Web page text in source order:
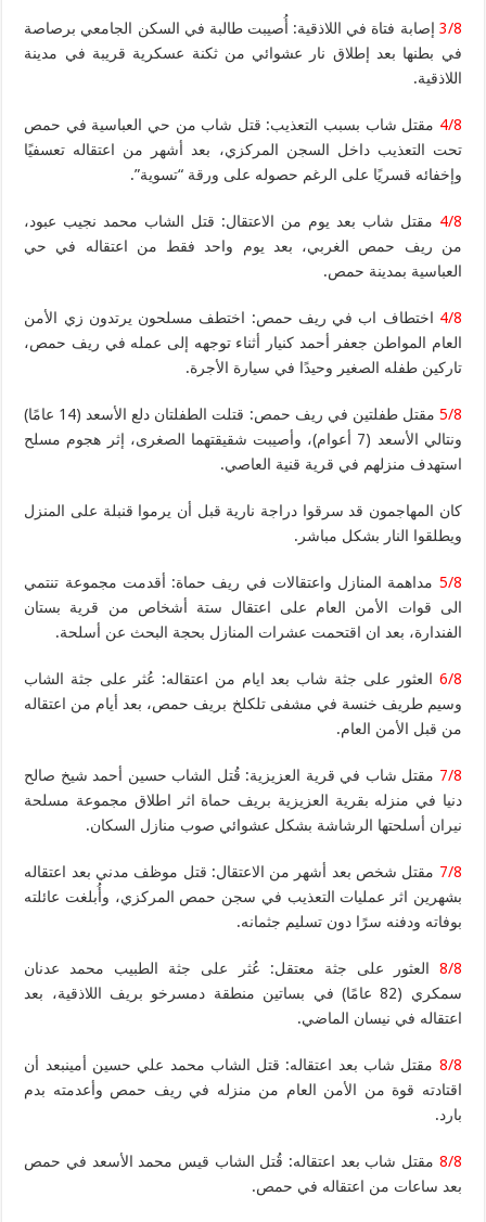
3/8 إصابة فتاة في اللاذقية: أُصيبت طالبة في السكن الجامعي برصاصة
في بطنها بعد إطلاق نار عشوائي من ثكنة عسكرية قريبة في مدينة
اللاذقية.
4/8 مقتل شاب بسبب التعذيب: قتل شاب من حي العباسية في حمص
تحت التعذيب داخل السجن المركزي، بعد أشهر من اعتقاله تعسفيًا
وإخفائه قسريًا على الرغم حصوله على ورقة “تسوية”.
4/8 مقتل شاب بعد يوم من الاعتقال: قتل الشاب محمد نجيب عبود،
من ريف حمص الغربي، بعد يوم واحد فقط من اعتقاله في حي
العباسية بمدينة حمص.
4/8 اختطاف اب في ريف حمص: اختطف مسلحون يرتدون زي الأمن
العام المواطن جعفر أحمد كنيار أثناء توجهه إلى عمله في ريف حمص،
تاركين طفله الصغير وحيدًا في سيارة الأجرة.
5/8
مقتل طفلتين في ريف حمص: قتلت الطفلتان دلع الأسعد (14 عامًا)
ونتالي الأسعد (7 أعوام)، وأصيبت شقيقتهما الصغرى، إثر هجوم مسلح
استهدف منزلهم في قرية قنية العاصي.
كان المهاجمون قد سرقوا دراجة نارية قبل أن يرموا قنبلة على المنزل
ويطلقوا النار بشكل مباشر.
5/8 مداهمة المنازل واعتقالات في ريف حماة: أقدمت مجموعة تنتمي
الى قوات الأمن العام على اعتقال ستة أشخاص من قرية بستان
الفندارة، بعد ان اقتحمت عشرات المنازل بحجة البحث عن أسلحة.
6/8 العثور على جثة شاب بعد ايام من اعتقاله: عُثر على جثة الشاب
وسيم طريف خنسة في مشفى تلكلخ بريف حمص، بعد أيام من اعتقاله
من قبل الأمن العام.
7/8 مقتل شاب في قرية العزيزية: قُتل الشاب حسين أحمد شيخ صالح
دنيا في منزله بقرية العزيزية بريف حماة اثر اطلاق مجموعة مسلحة
نيران أسلحتها الرشاشة بشكل عشوائي صوب منازل السكان.
7/8 مقتل شخص بعد أشهر من الاعتقال: قتل موظف مدني بعد اعتقاله
بشهرين اثر عمليات التعذيب في سجن حمص المركزي، وأُبلغت عائلته
بوفاته ودفنه سرًا دون تسليم جثمانه.
8/8 العثور على جثة معتقل: عُثر على جثة الطبيب محمد عدنان
سمكري (82 عامًا) في بساتين منطقة دمسرخو بريف اللاذقية، بعد
اعتقاله في نيسان الماضي.
8/8 مقتل شاب بعد اعتقاله: قتل الشاب محمد علي حسين أمينبعد أن
اقتادته قوة من الأمن العام من منزله في ريف حمص وأعدمته بدم
بارد.
8/8 مقتل شاب بعد اعتقاله: قُتل الشاب قيس محمد الأسعد في حمص
بعد ساعات من اعتقاله في حمص.